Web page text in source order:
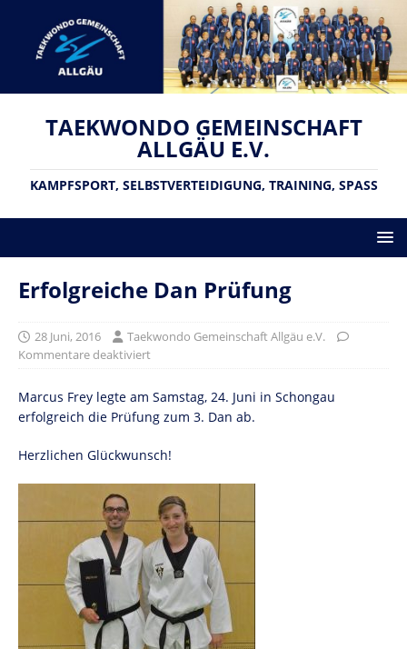
TAEKWONDO GEMEINSCHAFT
ALLGÄU E.V.
KAMPFSPORT, SELBSTVERTEIDIGUNG, TRAINING, SPASS
Erfolgreiche Dan Prüfung
28 Juni, 2016
Taekwondo Gemeinschaft Allgäu e.V.
Kommentare deaktiviert
Marcus Frey legte am Samstag, 24. Juni in Schongau
erfolgreich die Prüfung zum 3. Dan ab.
Herzlichen Glückwunsch!